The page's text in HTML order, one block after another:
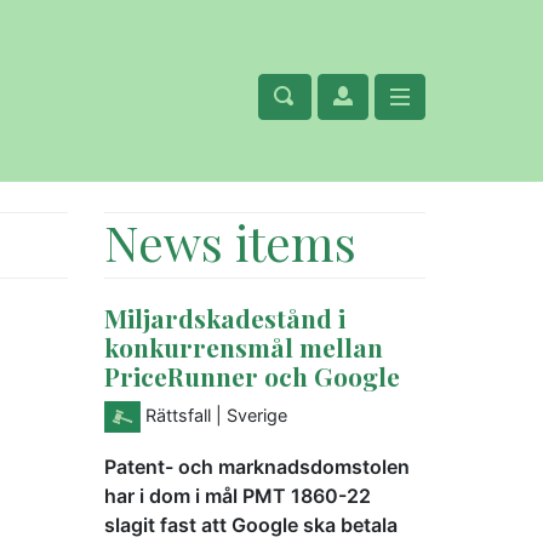
News items
Miljardskadestånd i
konkurrensmål mellan
PriceRunner och Google
Rättsfall | Sverige
Patent- och marknadsdomstolen
har i dom i mål PMT 1860-22
slagit fast att Google ska betala